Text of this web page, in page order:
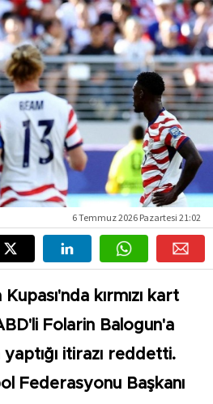
6 Temmuz 2026 Pazartesi 21:02
kırmızı kart
Folarin Balogun'a
itirazı reddetti.
Federasyonu Başkanı